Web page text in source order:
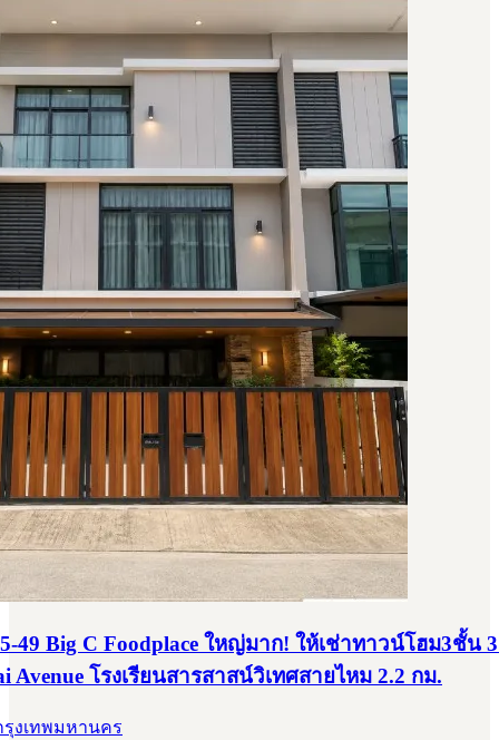
49 Big C Foodplace ใหญ่มาก! ให้เช่าทาวน์โฮม3ชั้น
Avenue โรงเรียนสารสาสน์วิเทศสายไหม 2.2 กม.
รุงเทพมหานคร